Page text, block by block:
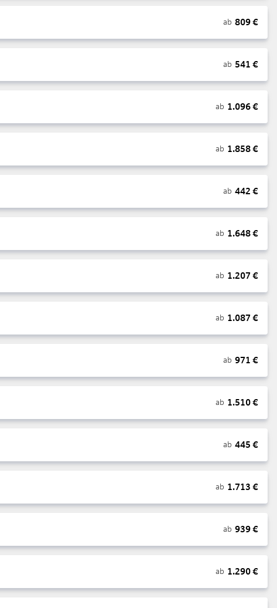
ab 809€
ab 541 €
ab 1.096€
ab 1.858€
ab 442 €
ab 1.648€
ab 1.207 €
ab 1.087 €
ab 971 €
ab 1.510€
ab 445 €
ab 1.713 €
ab 939€
ab 1.290€